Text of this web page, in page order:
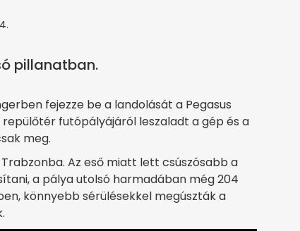
pillanatban.
fejezze be a landolását a Pegasus
futópályájáról leszaladt a gép és a
meg.
Az eső miatt lett csúszósabb a
a pálya utolsó harmadában még 204
könnyebb sérülésekkel megúszták a